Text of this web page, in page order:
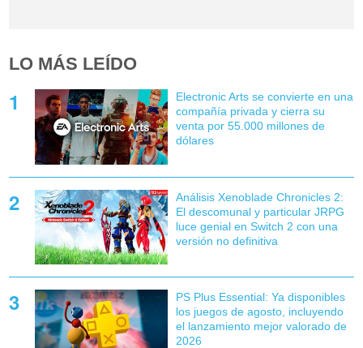
LO MÁS LEÍDO
Electronic Arts se convierte en una
compañía privada y cierra su
venta por 55.000 millones de
dólares
Análisis Xenoblade Chronicles 2:
El descomunal y particular JRPG
luce genial en Switch 2 con una
versión no definitiva
PS Plus Essential: Ya disponibles
los juegos de agosto, incluyendo
el lanzamiento mejor valorado de
2026